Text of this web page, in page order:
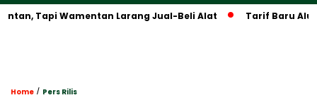
Tapi Wamentan Larang Jual-Beli Alat Tarif Baru
Home / Pers Rilis